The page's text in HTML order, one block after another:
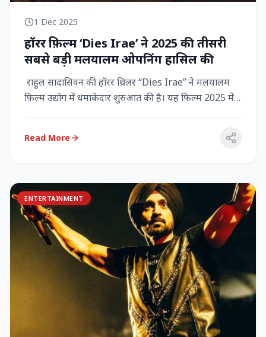
1 Dec 2025
हॉरर फ़िल्म ‘Dies Irae’ ने 2025 की तीसरी
सबसे बड़ी मलयालम ओपनिंग हासिल की
राहुल सादासिवन की हॉरर थ्रिलर “Dies Irae” ने मलयालम
फ़िल्म उद्योग में धमाकेदार शुरुआत की है। यह फ़िल्म 2025 में
Read More
ENTERTAINMENT